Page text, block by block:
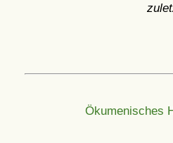
Ökumenisches